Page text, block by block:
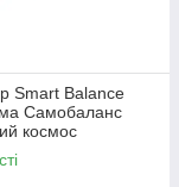
Smart Balance
Самобаланс
космос